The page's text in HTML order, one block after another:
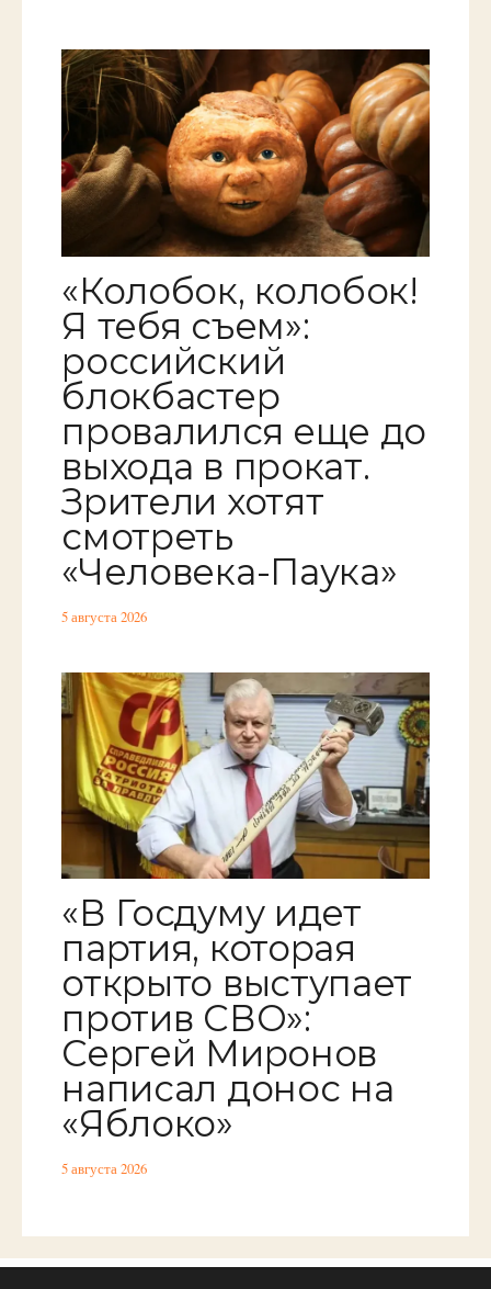
«Колобок, колобок!
Я тебя съем»:
российский
блокбастер
провалился еще до
выхода в прокат.
Зрители хотят
смотреть
«Человека-Паука»
5 августа 2026
«В Госдуму идет
партия, которая
открыто выступает
против СВО»:
Сергей Миронов
написал донос на
«Яблоко»
5 августа 2026